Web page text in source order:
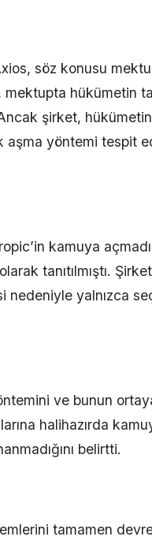
söz konusu
mektupta hükümetin
şirket,
aşma yöntemi tespit
kamuya
tanıtılmıştı.
nedeniyle yalnızca
ve bunun
halihazırda
belirtti.
tamamen devre